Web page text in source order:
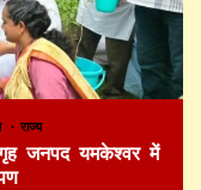
राज्य
जनपद यमकेश्वर में